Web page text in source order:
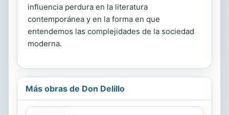
influencia perdura en la literatura
contemporánea y en la forma en que
entendemos las complejidades de la sociedad
moderna.
Más obras de Don Delillo